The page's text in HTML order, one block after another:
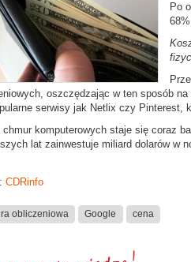
Po
oszczędzając w ten sposób na
serwisy jak Netlix czy Pinterest,
chmur komputerowych staje się coraz
lat zainwestuje miliard dolarów w
CDRinfo
obliczeniowa Google cena